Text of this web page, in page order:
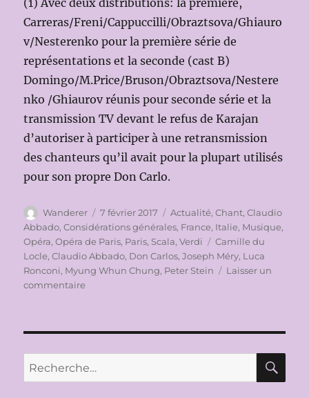
Carreras/Freni/Cappuccilli/Obraztsova/Ghiauro
v/Nesterenko pour la première série de
représentations et la seconde (cast B)
Domingo/M.Price/Bruson/Obraztsova/Nestere
nko /Ghiaurov réunis pour seconde série et la
transmission TV devant le refus de Karajan
d’autoriser à participer à une retransmission
des chanteurs qu’il avait pour la plupart utilisés
pour son propre Don Carlo.
Auteur
Wanderer
Publié
le
7 février 2017 Catégories
Actualité,Chant,Claudio
Abbado,Considérations générales, France, Italie, Musique,
Opéra,Opéra de Paris, Paris, Scala,Verdi Étiquettes
Camille du
Locle,Claudio Abbado, Don Carlos,Joseph Méry, Luca
Ronconi, Myung Whun Chung, Peter Stein
Laisser un
commentairesur
QUELQUES
PRÉCISIONS
Recherche
pour :